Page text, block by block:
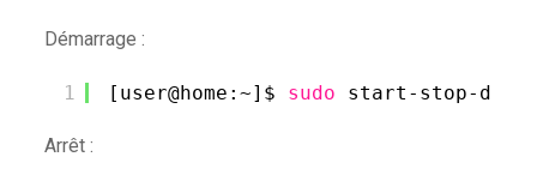
Démarrage :
1 [user@home:~]$ sudo start-stop-
Arrêt :